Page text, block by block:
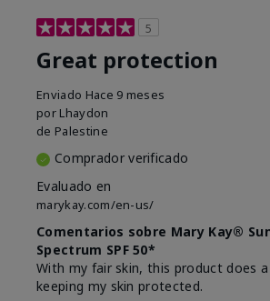
5
Great protection
Enviado Hace 9 meses
por Lhaydon
de Palestine
Comprador verificado
Evaluado en
marykay.com/en-us/
Comentarios sobre Mary Kay®
Spectrum SPF 50*
With my fair skin, this product does
keeping my skin protected.